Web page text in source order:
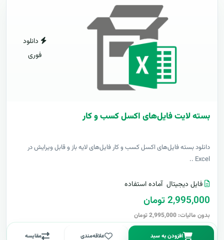
دانلود
فوری
بسته لایت فایل‌های اکسل کسب و کار
دانلود بسته فایل‌های اکسل کسب و کار فایل‌های لایه باز و قابل ویرایش در
Excel ..
فایل دیجیتال آماده استفاده
2,995,000 تومان
بدون مالیات: 2,995,000 تومان
افزودن به سبد علاقه‌مندی مقایسه